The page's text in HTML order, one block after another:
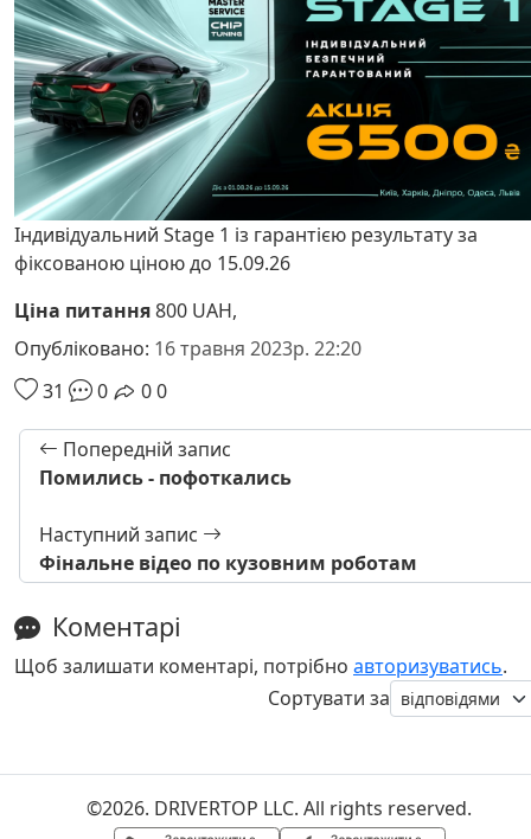
Індивідуальний Stage 1 із гарантією результату за
фіксованою ціною до 15.09.26
Ціна питання800 UAH,
Опубліковано: 16 травня 2023р. 22:20
31
0 00
Попередній запис
Помились - пофоткались
Наступний запис
Фінальне відео по кузовним роботам
Коментарі
Щоб залишати коментарі, потрібно авторизуватись.
Сортувати за
©2026. DRIVERTOP LLC. All rights reserved.